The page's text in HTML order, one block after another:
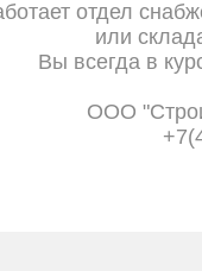
отдел
или
Вы всегда в
ООО